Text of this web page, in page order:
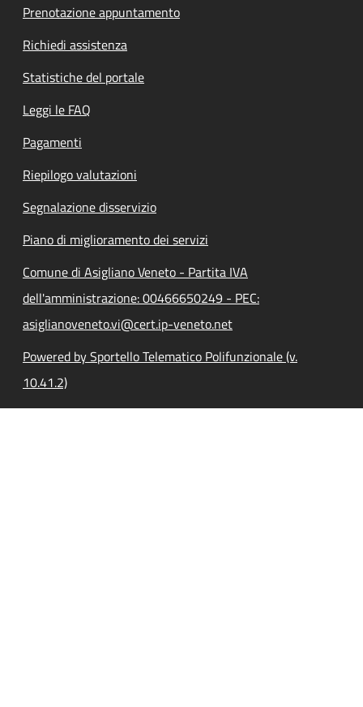
Prenotazione appuntamento
Richiedi assistenza
Statistiche del portale
Leggi le FAQ
Pagamenti
Riepilogo valutazioni
Segnalazione disservizio
Piano di miglioramento dei servizi
Comune di Asigliano Veneto - Partita IVA
dell'amministrazione: 00466650249 - PEC:
asiglianoveneto.vi@cert.ip-veneto.net
Powered by Sportello Telematico Polifunzionale (v.
10.41.2)